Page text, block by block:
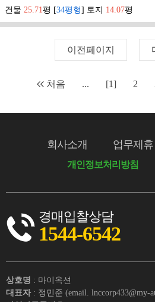
건물 25.71평 [34평형] 토지 14.07평
이전페이지
처음 ... [1] 2
회사소개 업무제휴
개인정보처리방침
경매입찰상담
1544-6542
상호명 : 마이옥션
대표자 : 정민준 (email. lnccorp433@my-